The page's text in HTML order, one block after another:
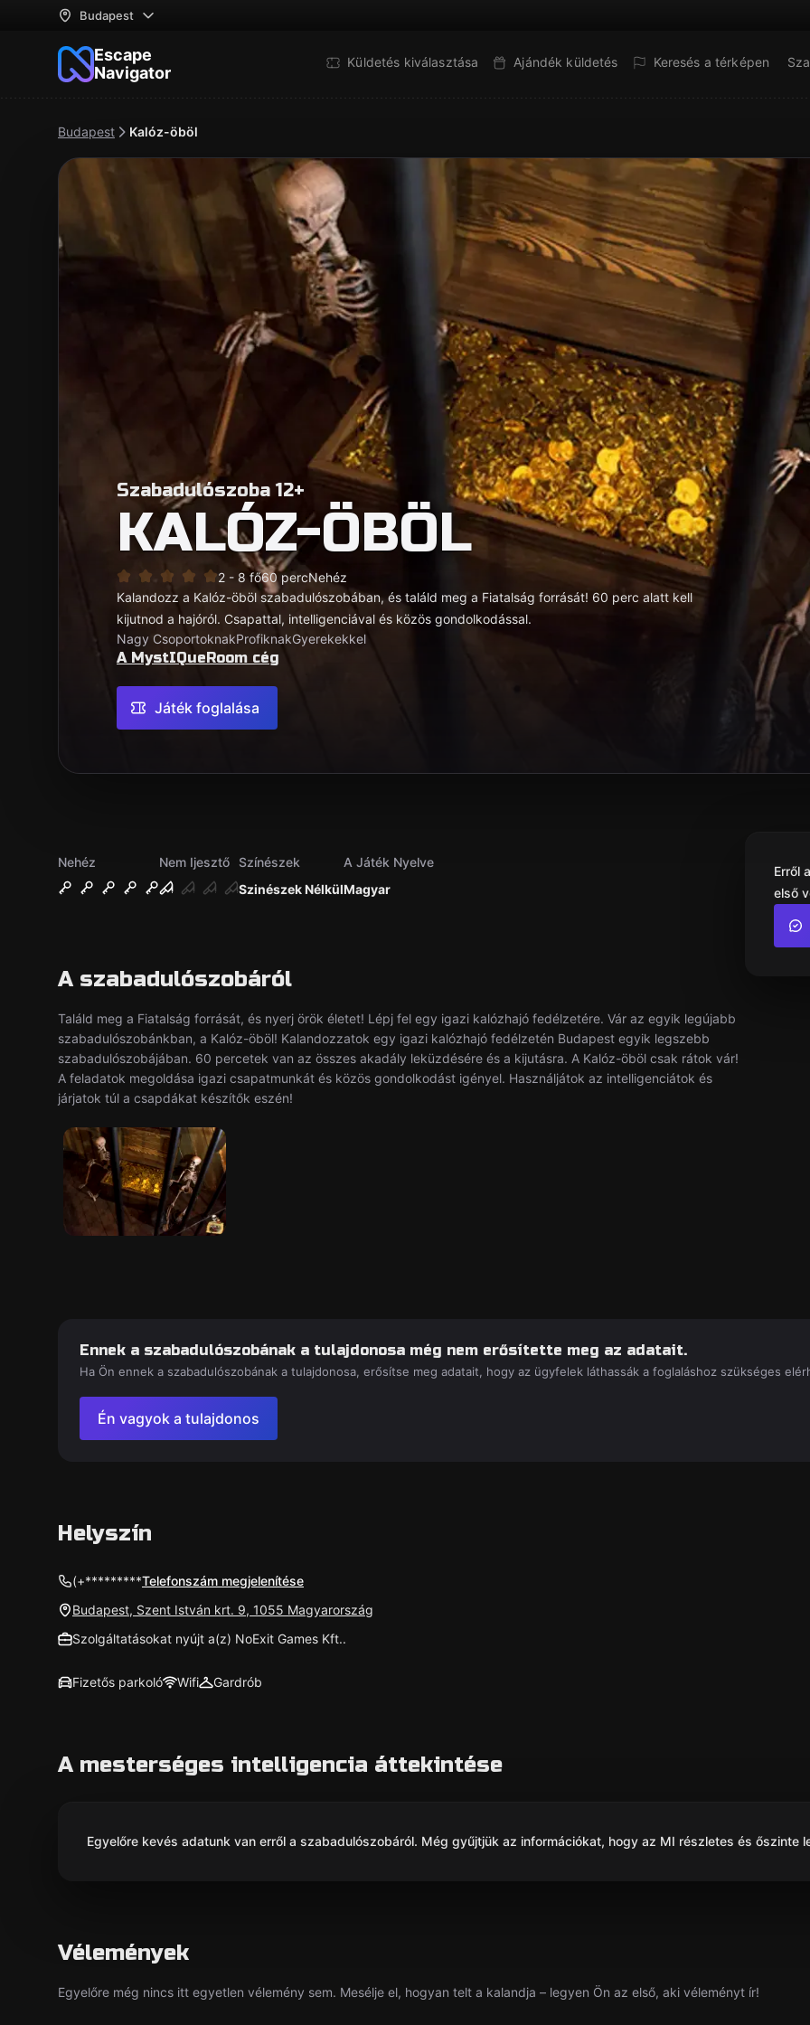
Budapest
Escape
Navigator
Küldetés kiválasztása Ajándék küldetés Keresés a térképen
Budapest Kalóz-öböl
Szabadulószoba 12+
KALÓZ-ÖBÖL
2 - 8 fő60 percNehéz
Kalandozz a Kalóz-öböl szabadulószobában, és találd meg a Fiatalság forrását! 60 perc alatt kell
kijutnod a hajóról. Csapattal, intelligenciával és közös gondolkodással.
Nagy CsoportoknakProfiknakGyerekekkel
A MystIQueRoom cég
Játék foglalása
Nehéz
Nem Ijesztő
Szinészek Nélkül
Színészek
Magyar
A Játék Nyelve
A szabadulószobáról
Találd meg a Fiatalság forrását, és nyerj örök életet! Lépj fel egy igazi kalózhajó fedélzetére. Vár az egyik legújabb
szabadulószobánkban, a Kalóz-öböl! Kalandozzatok egy igazi kalózhajó fedélzetén Budapest egyik legszebb
szabadulószobájában. 60 percetek van az összes akadály leküzdésére és a kijutásra. A Kalóz-öböl csak rátok vár!
A feladatok megoldása igazi csapatmunkát és közös gondolkodást igényel. Használjátok az intelligenciátok és
járjatok túl a csapdákat készítők eszén!
Erről
első
Ennek a szabadulószobának a tulajdonosa még nem erősítette meg az adatait.
Ha Ön ennek a szabadulószobának a tulajdonosa, erősítse meg adatait, hogy az ügyfelek láthassák a foglaláshoz szükséges
Én vagyok a tulajdonos
Helyszín
(+*********Telefonszám megjelenítése
Budapest, Szent István krt. 9, 1055 Magyarország
Szolgáltatásokat nyújt a(z) NoExit Games Kft..
Fizetős parkoló Wifi Gardrób
A mesterséges intelligencia áttekintése
Egyelőre kevés adatunk van erről a szabadulószobáról. Még gyűjtjük az információkat, hogy az MI részletes és őszinte
Vélemények
Egyelőre még nincs itt egyetlen vélemény sem. Mesélje el, hogyan telt a kalandja – legyen Ön az első, aki véleményt ír!